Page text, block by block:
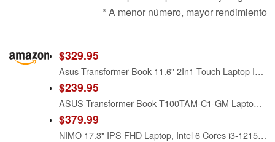
* A menor número, mayor rendimiento
$329.95
Asus Transformer Book 11.6" 2In1 Touch Laptop Intel Atom Z3775 2GB RAM 64GB eMMC
$239.95
ASUS Transformer Book T100TAM-C1-GM Laptop (Windows 8, Intel Bay Trail-T Z3775 Quad-Core 1.46 GHz, 10.1" LED-lit Screen, Storage: 64 GB, RAM: 2 GB) Grey Metal
$379.99
NIMO 17.3" IPS FHD Laptop, Intel 6 Cores i3-1215U (Up to 4.4GHz, Beat Ryzen 5 7520U) 8GB RAM 256GB SSD Computer with 65W Type C Backlit KB Fingerprint Wi-Fi 6, for School and Business